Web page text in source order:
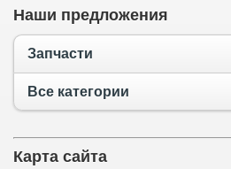
Наши предложения
Запчасти
Все категории
Карта сайта